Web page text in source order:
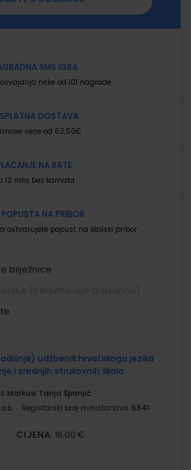
SMS IGRA
neke od 101 nagrade
DOSTAVA
veće od 62,50€
NA RATE
12 rata bez kamata
POPUSTA NA PRIBOR
ostvarujete popust na školski pribor
bilježnice
udžbenik hrvatskoga jezika
i srednjih strukovnih škola
Markusi Tanja Španjić
Registarski broj ministarstva: 6841
CIJENA: 16,00 €